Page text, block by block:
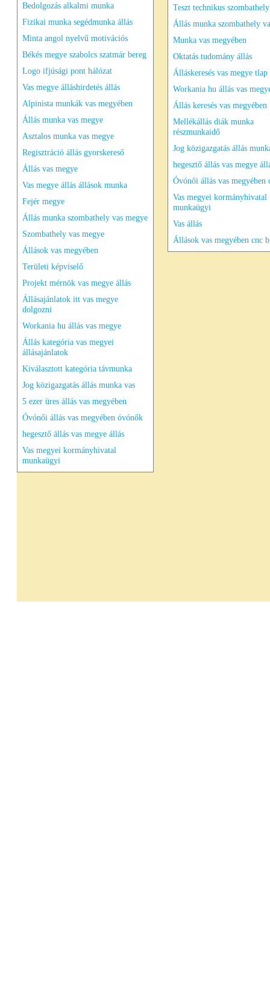
Bedolgozás alkalmi munka
Fizikai munka segédmunka állás
Minta angol nyelvű motivációs
Békés megye szabolcs szatmár bereg
Logo ifjúsági pont hálózat
Vas megye álláshirdetés állás
Alpinista munkák vas megyében
Állás munka vas megye
Asztalos munka vas megye
Regisztráció állás gyorskereső
Állás vas megye
Vas megye állás állások munka
Fejér megye
Állás munka szombathely vas megye
Szombathely vas megye
Állások vas megyében
Területi képviselő
Projekt mérnök vas megye állás
Állásajánlatok itt vas megye
dolgozni
Workania hu állás vas megye
Állás kategória vas megyei
állásajánlatok
Kiválasztott kategória távmunka
Jog közigazgatás állás munka vas
5 ezer üres állás vas megyében
Óvónői állás vas megyében óvónők
hegesztő állás vas megye állás
Vas megyei kormányhivatal
munkaügyi
Teszt technikus szombathely
Állás munka szombathely
Munka vas megyében
Oktatás tudomány állás
Álláskeresés vas megye tlap
Workania hu állás vas
Állás keresés vas megyében
Mellékállás diák munka
részmunkaidő
Jog közigazgatás állás
hegesztő állás vas megye
Óvónői állás vas megyében
Vas megyei kormányhivatal
munkaügyi
Vas állás
Állások vas megyében cnc